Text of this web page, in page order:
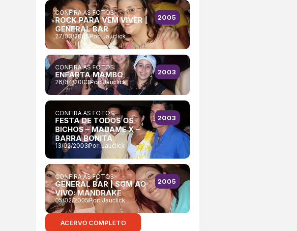
CONFIRA AS FOTOS:
ROCK PARA VEM VIVER |
GENERAL BAR
27/03/2005Por:Jauclick
2005
CONFIRA AS FOTOS:
ENFARTA MAMBO
26/04/2003Por:Jauclick
2003
CONFIRA AS FOTOS:
FESTA DE TODOS OS
BICHOS – MADAME X –
BARRA BONITA
13/02/2003Por:Jauclick
2003
CONFIRA AS FOTOS:
GENERAL BAR | SOM AO
VIVO: MANDRAKE
05/02/2005Por:Jauclick
2005
ACERVO COMPLETO